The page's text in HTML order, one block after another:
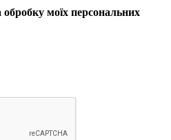
моїх персональних